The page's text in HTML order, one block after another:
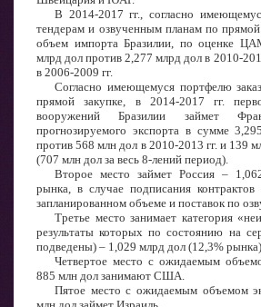
В 2014-2017 гг., согласно
тендерам и озвученным планам по
объем импорта Бразилии, по оценке
млрд дол против 2,277 млрд дол в 2010-
в 2006-2009 гг.
Согласно имеющемуся портфелю
прямой закупке, в 2014-2017 гг.
вооружений Бразилии займет
прогнозируемого экспорта в сумме
против 568 млн дол в 2010-2013 гг. и 139
(707 млн дол за весь 8-лений период).
Второе место займет Россия –
рынка, в случае подписания
запланированном объеме и поставок по
Третье место занимает категория
результаты которых по состоянию на
подведены) – 1,029 млрд дол (12,3%
Четвертое место с ожидаемым
885 млн дол занимают США.
Пятое место с ожидаемым объемом